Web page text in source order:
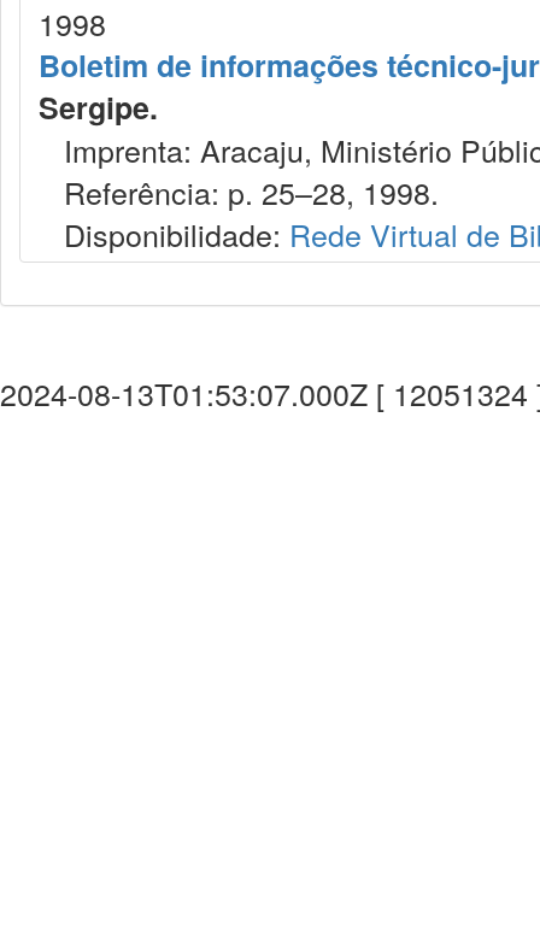
1998
Boletim de informações técnico-
Sergipe.
Imprenta: Aracaju, Ministério
Referência: p. 25–28, 1998.
Disponibilidade: Rede Virtual de
2024-08-13T01:53:07.000Z [ 12051324